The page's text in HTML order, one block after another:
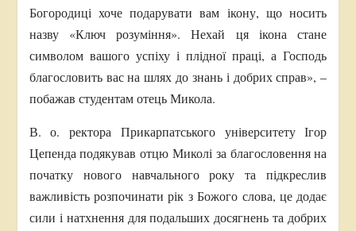
Богородиці хоче подарувати вам ікону, що носить
назву «Ключ розуміння». Нехай ця ікона стане
символом вашого успіху і плідної праці, а Господь
благословить вас на шлях до знань і добрих справ», –
побажав студентам отець Микола.
В. о. ректора Прикарпатського університету Ігор
Цепенда подякував отцю Миколі за благословення на
початку нового навчального року та підкреслив
важливість розпочинати рік з Божого слова, це додає
сили і натхнення для подальших досягнень та добрих